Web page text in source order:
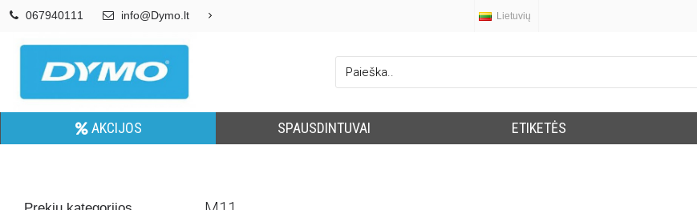
067940111 info@Dymo.lt Lietuvių
AKCIJOS SPAUSDINTUVAI ETIKETĖS